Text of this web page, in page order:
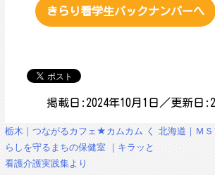
きらり看学生バックナンバーへ
掲載日:2024年10月1日／更新日
投
稿
ビ
栃木｜つながるカフェ★カムカム く
らしを守るまちの保健室 ｜キラッと
看護介護実践集より
北海道｜Ｍ